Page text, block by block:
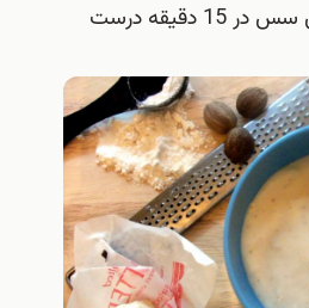
سس تهیه نمود. این سس در 15 دقیقه درست